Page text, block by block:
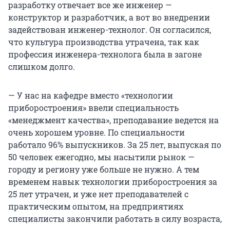
разработку отвечает все же инженер —
конструктор и разработчик, а вот во внедрении
задействован инженер-технолог. Он согласился,
что культура производства утрачена, так как
профессия инженера-технолога была в загоне
слишком долго.
— У нас на кафедре вместо «технологии
приборостроения» ввели специальность
«менеджмент качества», преподавание ведется на
очень хорошем уровне. По специальности
работало 96% выпускников. За 25 лет, выпуская по
50 человек ежегодно, мы насытили рынок —
городу и региону уже больше не нужно. А тем
временем навык технологии приборостроения за
25 лет утрачен, и уже нет преподавателей с
практическим опытом, на предприятиях
специалисты закончили работать в силу возраста,